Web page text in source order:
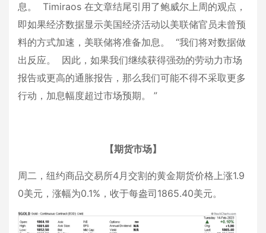
息。 Timiraos 在文章结尾引用了鲍威尔上周的观点，
即如果经济数据显示美国经济活动以美联储官员未曾预
料的方式加速，美联储将准备加息。 “我们将对数据做
出反应。 因此，如果我们继续获得强劲的劳动力市场
报告或更高的通胀报告，那么我们可能不得不采取更多
行动，加息幅度超过市场预期。 ”
【期货市场】
周二，纽约商品交易所4月交割的黄金期货价格上涨1.9
0美元，涨幅为0.1%，收于每盎司1865.40美元。